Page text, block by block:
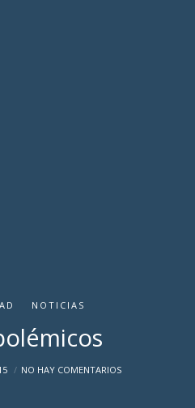
NOTICIAS
NO HAY COMENTARIOS